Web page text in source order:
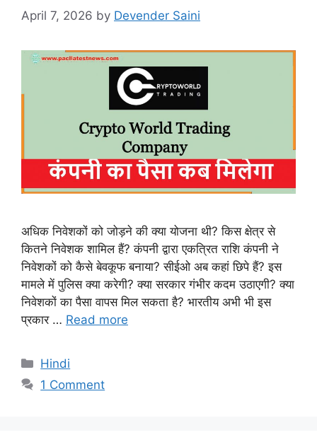
April 7, 2026 by Devender Saini
अधिक निवेशकों को जोड़ने की क्या योजना थी? किस क्षेत्र से
कितने निवेशक शामिल हैं? कंपनी द्वारा एकत्रित राशि कंपनी ने
निवेशकों को कैसे बेवकूफ बनाया? सीईओ अब कहां छिपे हैं? इस
मामले में पुलिस क्या करेगी? क्या सरकार गंभीर कदम उठाएगी? क्या
निवेशकों का पैसा वापस मिल सकता है? भारतीय अभी भी इस
प्रकार … Read more
Categories
Hindi
1 Comment